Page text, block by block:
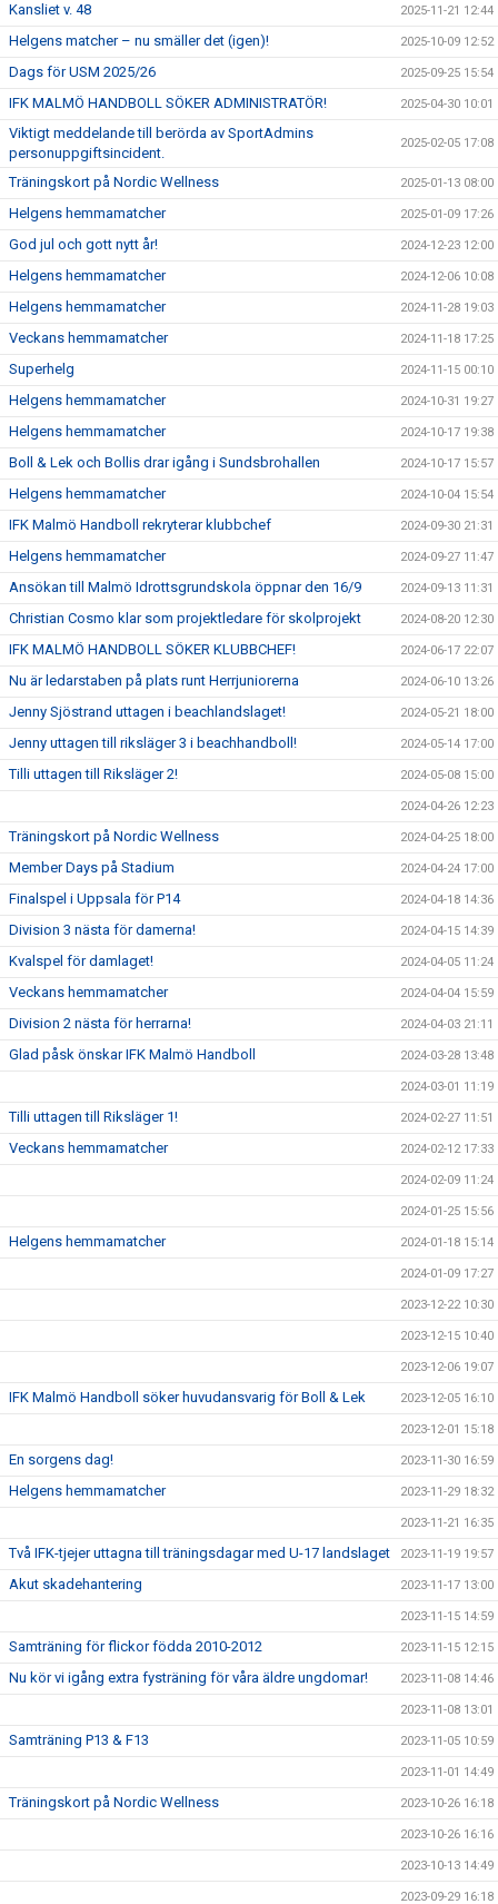
Kansliet v. 48 2025-11-21 12:44
Helgens matcher – nu smäller det (igen)! 2025-10-09 12:52
Dags för USM 2025/26 2025-09-25 15:54
IFK MALMÖ HANDBOLL SÖKER ADMINISTRATÖR! 2025-04-30 10:01
Viktigt meddelande till berörda av SportAdmins
personuppgiftsincident.
2025-02-05 17:08
Träningskort på Nordic Wellness 2025-01-13 08:00
Helgens hemmamatcher 2025-01-09 17:26
God jul och gott nytt år! 2024-12-23 12:00
Helgens hemmamatcher 2024-12-06 10:08
Helgens hemmamatcher 2024-11-28 19:03
Veckans hemmamatcher 2024-11-18 17:25
Superhelg 2024-11-15 00:10
Helgens hemmamatcher 2024-10-31 19:27
Helgens hemmamatcher 2024-10-17 19:38
Boll & Lek och Bollis drar igång i Sundsbrohallen 2024-10-17 15:57
Helgens hemmamatcher 2024-10-04 15:54
IFK Malmö Handboll rekryterar klubbchef 2024-09-30 21:31
Helgens hemmamatcher 2024-09-27 11:47
Ansökan till Malmö Idrottsgrundskola öppnar den 16/9 2024-09-13 11:31
Christian Cosmo klar som projektledare för skolprojekt 2024-08-20 12:30
IFK MALMÖ HANDBOLL SÖKER KLUBBCHEF! 2024-06-17 22:07
Nu är ledarstaben på plats runt Herrjuniorerna 2024-06-10 13:26
Jenny Sjöstrand uttagen i beachlandslaget! 2024-05-21 18:00
Jenny uttagen till riksläger 3 i beachhandboll! 2024-05-14 17:00
Tilli uttagen till Riksläger 2! 2024-05-08 15:00
2024-04-26 12:23
Träningskort på Nordic Wellness 2024-04-25 18:00
Member Days på Stadium 2024-04-24 17:00
Finalspel i Uppsala för P14 2024-04-18 14:36
Division 3 nästa för damerna! 2024-04-15 14:39
Kvalspel för damlaget! 2024-04-05 11:24
Veckans hemmamatcher 2024-04-04 15:59
Division 2 nästa för herrarna! 2024-04-03 21:11
Glad påsk önskar IFK Malmö Handboll 2024-03-28 13:48
2024-03-01 11:19
Tilli uttagen till Riksläger 1! 2024-02-27 11:51
Veckans hemmamatcher 2024-02-12 17:33
2024-02-09 11:24
2024-01-25 15:56
Helgens hemmamatcher 2024-01-18 15:14
2024-01-09 17:27
2023-12-22 10:30
2023-12-15 10:40
2023-12-06 19:07
IFK Malmö Handboll söker huvudansvarig för Boll & Lek 2023-12-05 16:10
2023-12-01 15:18
En sorgens dag! 2023-11-30 16:59
Helgens hemmamatcher 2023-11-29 18:32
2023-11-21 16:35
Två IFK-tjejer uttagna till träningsdagar med U-17 landslaget 2023-11-19 19:57
Akut skadehantering 2023-11-17 13:00
2023-11-15 14:59
Samträning för flickor födda 2010-2012 2023-11-15 12:15
Nu kör vi igång extra fysträning för våra äldre ungdomar! 2023-11-08 14:46
2023-11-08 13:01
Samträning P13 & F13 2023-11-05 10:59
2023-11-01 14:49
Träningskort på Nordic Wellness 2023-10-26 16:18
2023-10-26 16:16
2023-10-13 14:49
2023-09-29 16:18